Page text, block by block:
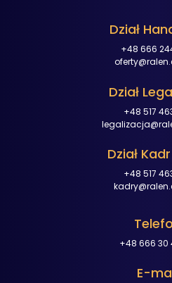
Dział
+48 666
Dział
+48 517
Dział
+48 517
+48 666 30
E-